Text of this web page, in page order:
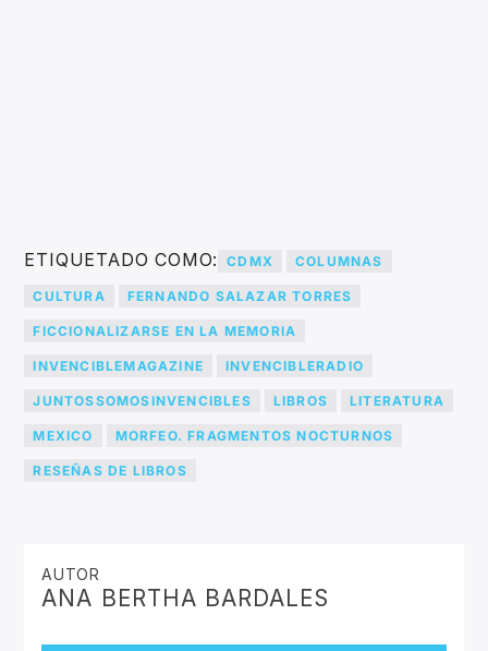
ETIQUETADO COMO: CDMX COLUMNAS
CULTURA FERNANDO SALAZAR TORRES
FICCIONALIZARSE EN LA MEMORIA
INVENCIBLEMAGAZINE INVENCIBLERADIO
JUNTOSSOMOSINVENCIBLES LIBROS LITERATURA
MEXICO MORFEO. FRAGMENTOS NOCTURNOS
RESEÑAS DE LIBROS
AUTOR
ANA BERTHA BARDALES